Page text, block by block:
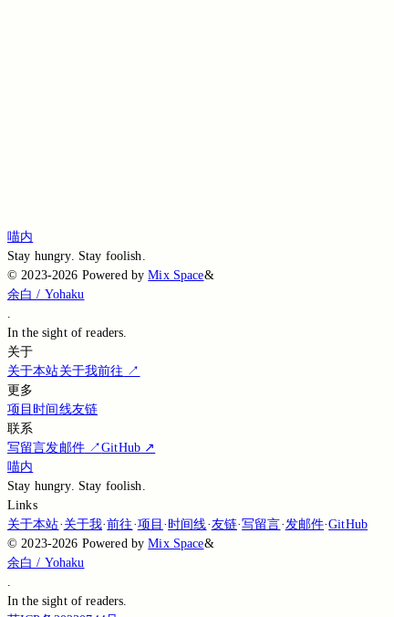
喵内
Stay hungry. Stay foolish.
© 2023-2026 Powered by Mix Space&
余白 / Yohaku
In the sight ofreaders.
关于
关于本站关于我前往 ↗
更多
项目 时间线友链
联系
写留言发邮件↗GitHub↗
喵内
Stay hungry. Stay foolish.
Links
关于本站· 关于我·前往 ·项目 · 时间线·友链·写留言· 发邮件·GitHub
© 2023-2026 Powered by Mix Space&
余白 / Yohaku
In the sight ofreaders.